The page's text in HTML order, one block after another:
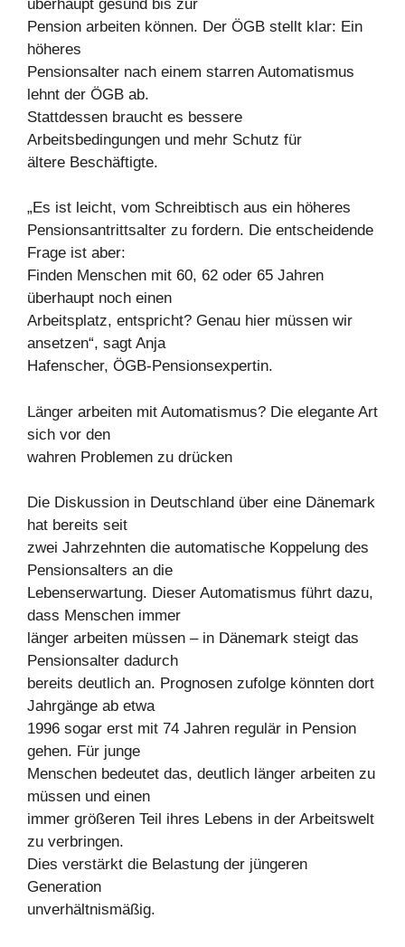
überhaupt gesund bis zur
Pension arbeiten können. Der ÖGB stellt klar: Ein
höheres
Pensionsalter nach einem starren Automatismus
lehnt der ÖGB ab.
Stattdessen braucht es bessere
Arbeitsbedingungen und mehr Schutz für
ältere Beschäftigte.
„Es ist leicht, vom Schreibtisch aus ein höheres
Pensionsantrittsalter zu fordern. Die entscheidende
Frage ist aber:
Finden Menschen mit 60, 62 oder 65 Jahren
überhaupt noch einen
Arbeitsplatz, entspricht? Genau hier müssen wir
ansetzen“, sagt Anja
Hafenscher, ÖGB-Pensionsexpertin.
Länger arbeiten mit Automatismus? Die elegante Art
sich vor den
wahren Problemen zu drücken
Die Diskussion in Deutschland über eine Dänemark
hat bereits seit
zwei Jahrzehnten die automatische Koppelung des
Pensionsalters an die
Lebenserwartung. Dieser Automatismus führt dazu,
dass Menschen immer
länger arbeiten müssen – in Dänemark steigt das
Pensionsalter dadurch
bereits deutlich an. Prognosen zufolge könnten dort
Jahrgänge ab etwa
1996 sogar erst mit 74 Jahren regulär in Pension
gehen. Für junge
Menschen bedeutet das, deutlich länger arbeiten zu
müssen und einen
immer größeren Teil ihres Lebens in der Arbeitswelt
zu verbringen.
Dies verstärkt die Belastung der jüngeren
Generation
unverhältnismäßig.